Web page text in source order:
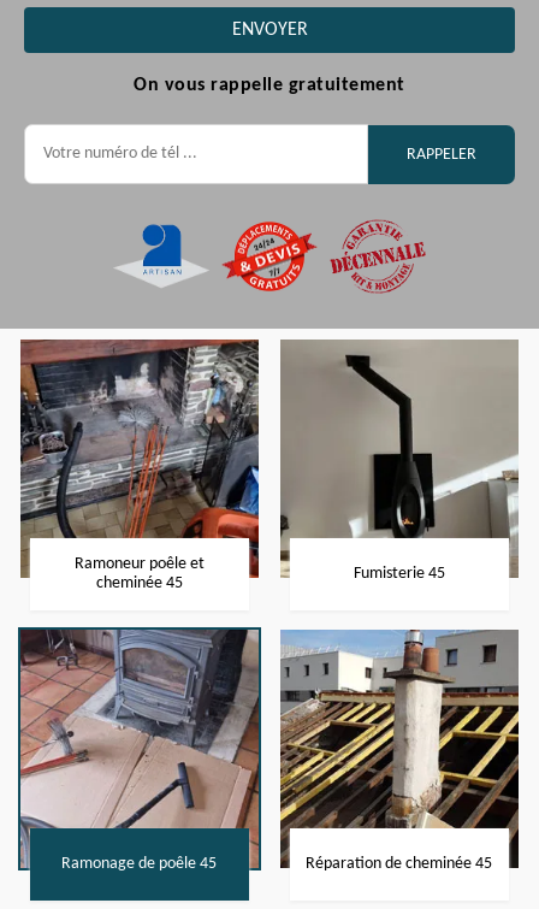
On vous rappelle gratuitement
Ramoneur poêle et
cheminée 45
Fumisterie 45
Ramonage de poêle 45 Réparation de cheminée 45